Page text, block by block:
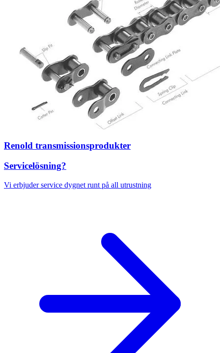
Renold transmissionsprodukter
Servicelösning?
Vi erbjuder service dygnet runt på all utrustning